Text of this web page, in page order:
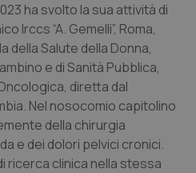
ha svolto la sua attività di
Irccs “A. Gemelli”, Roma,
della Salute della Donna,
e di Sanità Pubblica,
diretta dal
Nel nosocomio capitolino
della chirurgia
e dei dolori pelvici cronici.
ricerca clinica nella stessa